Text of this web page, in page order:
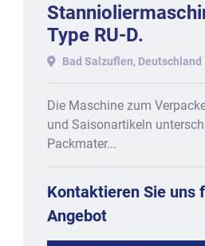
Type RU-D.
Bad Salzuflen, Deutschland
Die Maschine zum
und Saisonartikeln
Packmater...
Kontaktieren Sie uns
Angebot